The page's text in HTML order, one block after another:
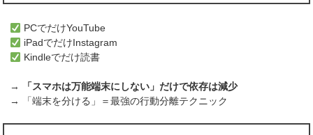
PCでだけYouTube
iPadでだけInstagram
Kindleでだけ読書
→
「スマホは万能端末にしない」だけで依存は減少
→ 「端末を分ける」＝最強の行動分離テクニック